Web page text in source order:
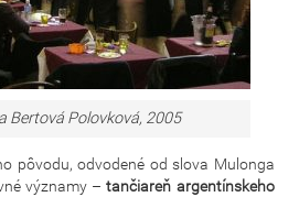
Bertová Polovková, 2005
pôvodu, odvodené od slova Mulonga
významy –tančiareň argentínskeho